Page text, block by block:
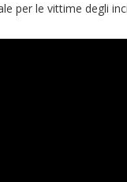
per le vittime degli